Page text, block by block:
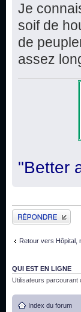
Je
soif de
de
assez
"Better
Publier une réponse
Retour vers Hôpital,
QUI EST EN LIGNE
Utilisateurs parcourant
Index du forum